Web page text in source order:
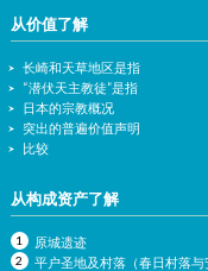
从价值了解
长崎和天草地区是指
“潜伏天主教徒”是指
日本的宗教概况
突出的普遍价值声明
比较
从构成资产了解
原城遗迹
平户圣地及村落（春日村落与